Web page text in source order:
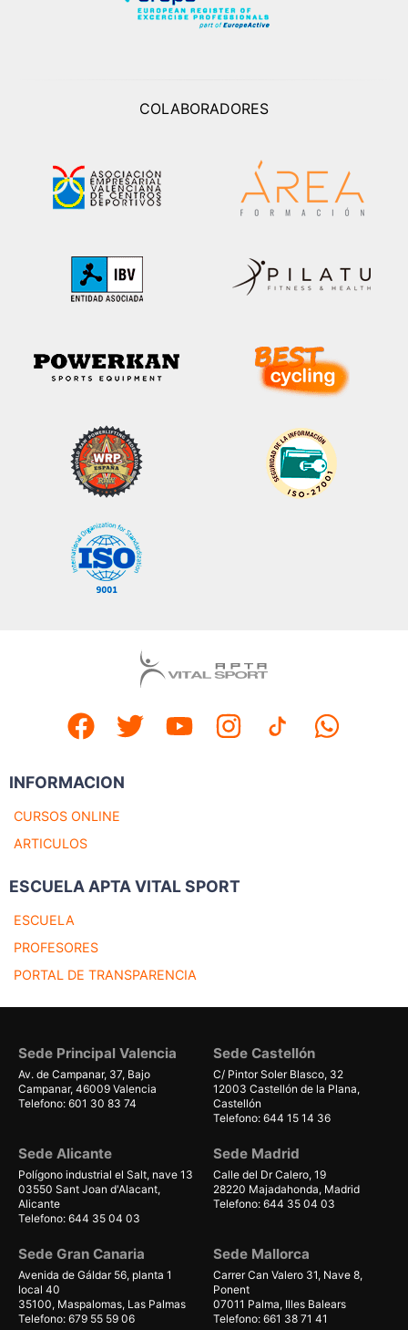
COLABORADORES
INFORMACION
CURSOS ONLINE
ARTICULOS
ESCUELA APTA VITAL SPORT
ESCUELA
PROFESORES
PORTAL DE TRANSPARENCIA
Sede Principal Valencia
Av. de Campanar, 37, Bajo
Campanar, 46009 Valencia
Telefono: 601 30 83 74
Sede Castellón
C/ Pintor Soler Blasco, 32
12003 Castellón de la Plana,
Castellón
Telefono: 644 15 14 36
Sede Alicante
Polígono industrial el Salt, nave 13
03550 Sant Joan d'Alacant,
Alicante
Telefono: 644 35 04 03
Sede Madrid
Calle del Dr Calero, 19
28220 Majadahonda, Madrid
Telefono: 644 35 04 03
Sede Gran Canaria
Avenida de Gáldar 56, planta 1
local 40
35100, Maspalomas, Las Palmas
Telefono: 679 55 59 06
Sede Mallorca
Carrer Can Valero 31, Nave 8,
Ponent
07011 Palma, Illes Balears
Telefono: 661 38 71 41